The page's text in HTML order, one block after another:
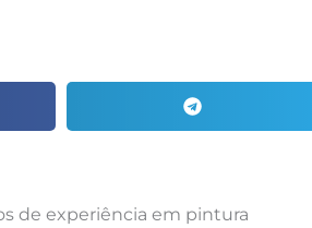
de experiência em pintura